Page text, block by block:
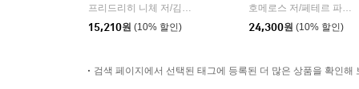
프리드리히 니체 저/김철 편역
15,210원 (10% 할인)
호메로스 저/페테르 파울 루벤스 그림/박문재 역
24,300원 (10% 할인)
검색 페이지에서 선택된 태그에 등록된 더 많은 상품을 확인해